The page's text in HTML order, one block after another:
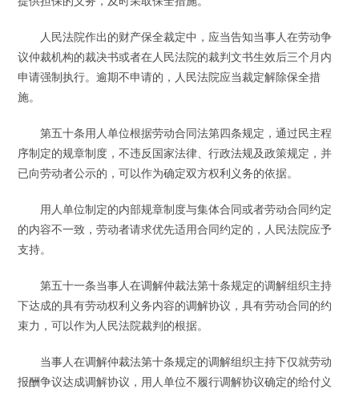
人民法院作出的财产保全裁定中，应当告知当事人在劳动争
议仲裁机构的裁决书或者在人民法院的裁判文书生效后三个月内
申请强制执行。逾期不申请的，人民法院应当裁定解除保全措
施。
第五十条用人单位根据劳动合同法第四条规定，通过民主程
序制定的规章制度，不违反国家法律、行政法规及政策规定，并
已向劳动者公示的，可以作为确定双方权利义务的依据。
用人单位制定的内部规章制度与集体合同或者劳动合同约定
的内容不一致，劳动者请求优先适用合同约定的，人民法院应予
支持。
第五十一条当事人在调解仲裁法第十条规定的调解组织主持
下达成的具有劳动权利义务内容的调解协议，具有劳动合同的约
束力，可以作为人民法院裁判的根据。
当事人在调解仲裁法第十条规定的调解组织主持下仅就劳动
报酬争议达成调解协议，用人单位不履行调解协议确定的给付义